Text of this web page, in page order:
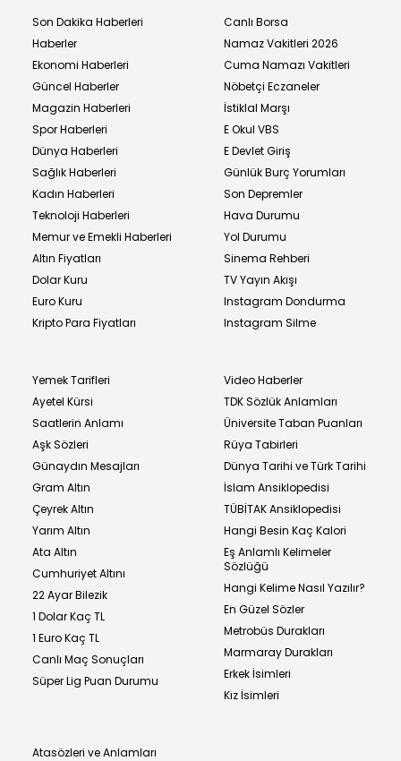
Son Dakika Haberleri
Haberler
Ekonomi Haberleri
Güncel Haberler
Magazin Haberleri
Spor Haberleri
Dünya Haberleri
Sağlık Haberleri
Kadın Haberleri
Teknoloji Haberleri
Memur ve Emekli Haberleri
Altın Fiyatları
Dolar Kuru
Euro Kuru
Kripto Para Fiyatları
Canlı Borsa
Namaz Vakitleri 2026
Cuma Namazı Vakitleri
Nöbetçi Eczaneler
İstiklal Marşı
E Okul VBS
E Devlet Giriş
Günlük Burç Yorumları
Son Depremler
Hava Durumu
Yol Durumu
Sinema Rehberi
TV Yayın Akışı
Instagram Dondurma
Instagram Silme
Yemek Tarifleri
Ayetel Kürsi
Saatlerin Anlamı
Aşk Sözleri
Günaydın Mesajları
Gram Altın
Çeyrek Altın
Yarım Altın
Ata Altın
Cumhuriyet Altını
22 Ayar Bilezik
1 Dolar Kaç TL
1 Euro Kaç TL
Canlı Maç Sonuçları
Süper Lig Puan Durumu
Video Haberler
TDK Sözlük Anlamları
Üniversite Taban Puanları
Rüya Tabirleri
Dünya Tarihi ve Türk Tarihi
İslam Ansiklopedisi
TÜBİTAK Ansiklopedisi
Hangi Besin Kaç Kalori
Eş Anlamlı Kelimeler
Sözlüğü
Hangi Kelime Nasıl Yazılır?
En Güzel Sözler
Metrobüs Durakları
Marmaray Durakları
Erkek İsimleri
Kız İsimleri
Atasözleri ve Anlamları